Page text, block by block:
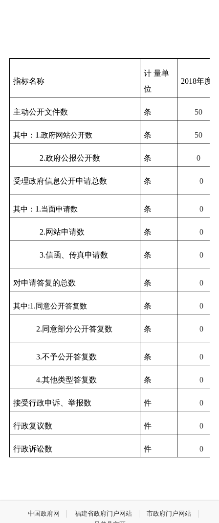
指标名称
计 量单
位
2018年度
主动公开文件数 条 50
其中： 1.政府网站公开数 条 50
2.政府公报公开数 条 0
受理政府信息公开申请总数 条 0
其中： 1.当面申请数 条 0
2.网站申请数 条 0
3.信函、传真申请数 条 0
对申请答复的总数 条 0
其中:1.同意公开答复数 条 0
2.同意部分公开答复数 条 0
3.不予公开答复数 条 0
4.其他类型答复数 条 0
接受行政申诉、举报数 件 0
行政复议数 件 0
行政诉讼数 件 0
中国政府网 福建省政府门户网站
市政府门户网站